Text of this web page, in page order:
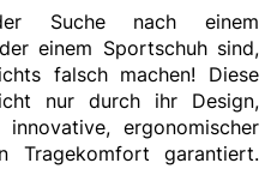
Suche nach einem
einem Sportschuh sind,
falsch machen! Diese
nur durch ihr Design,
ergonomischer
Tragekomfort garantiert.